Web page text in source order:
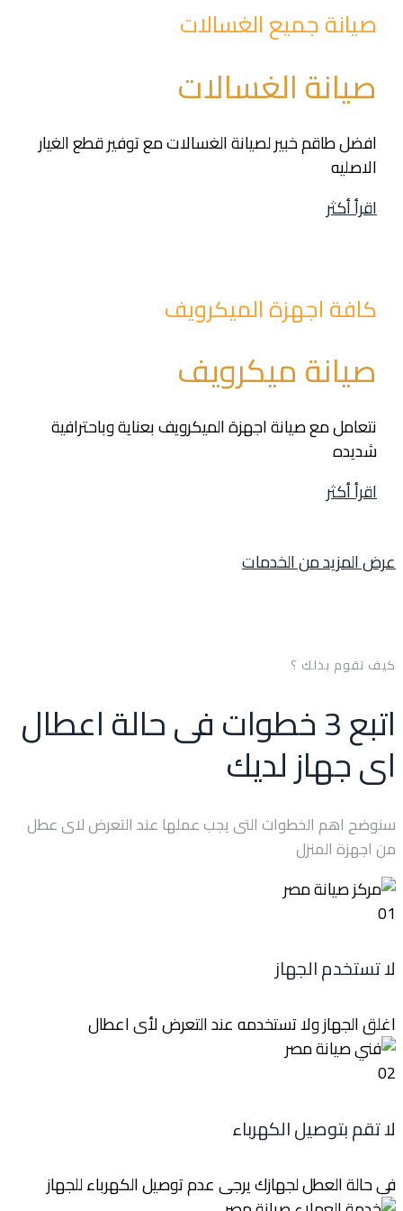
صيانة جميع الغسالات
صيانة الغسالات
افضل طاقم خبير لصيانة الغسالات مع توفير قطع الغيار
الاصليه
اقرأ أكثر
كافة اجهزة الميكرويف
صيانة ميكرويف
نتعامل مع صيانة اجهزة الميكرويف بعناية وباحترافية
شديده
اقرأ أكثر
عرض المزيد من الخدمات
كيف تقوم بذلك ؟
اتبع 3 خطوات فى حالة اعطال
اى جهاز لديك
سنوضح اهم الخطوات التى يجب عملها عند التعرض لاى عطل
من اجهزة المنزل
01
لا تستخدم الجهاز
اغلق الجهاز ولا تستخدمه عند التعرض لأى اعطال
02
لا تقم بتوصيل الكهرباء
فى حالة العطل لجهازك يرجى عدم توصيل الكهرباء للجهاز